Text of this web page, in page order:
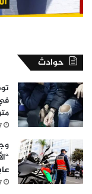
حوادث
7
7